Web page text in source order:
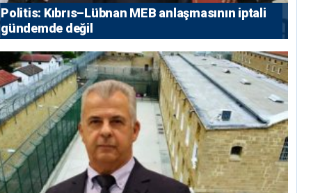
Politis: Kıbrıs–Lübnan MEB anlaşmasının iptali
gündemde değil